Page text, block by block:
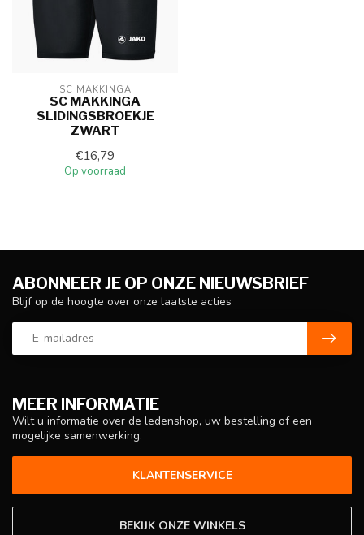
SC MAKKINGA
SC MAKKINGA
SLIDINGSBROEKJE
ZWART
€16,79
Op voorraad
MEER INFORMATIE
Wilt u informatie over de ledenshop, uw bestelling of een
mogelijke samenwerking.
KLANTENSERVICE
BEKIJK ONZE WINKELS
ABONNEER JE OP ONZE NIEUWSBRIEF
Blijf op de hoogte over onze laatste acties